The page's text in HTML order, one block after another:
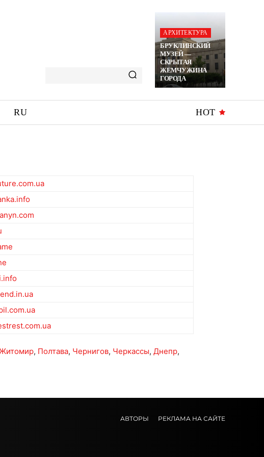
АРХИТЕКТУРА
БРУКЛИНСКИЙ
МУЗЕЙ —
СКРЫТАЯ
ЖЕМЧУЖИНА
ГОРОДА
RU HOT
, Полтава, Чернигов, Черкассы, Днепр,
АВТОРЫ РЕКЛАМА НА САЙТЕ